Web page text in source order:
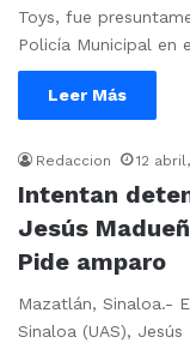
Toys, fue
Policía Municipal en
Leer Más
Redaccion 12
Intentan
Jesús
Pide amparo
Mazatlán, Sinaloa.-
Sinaloa (UAS),